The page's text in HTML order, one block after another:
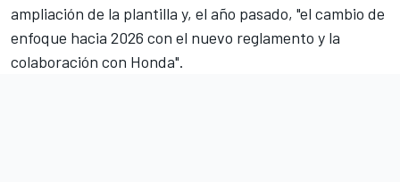
ampliación de la plantilla y, el año pasado, "el cambio de
enfoque hacia 2026 con el nuevo reglamento y la
colaboración con Honda".